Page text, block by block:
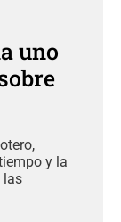
uno
y la
las